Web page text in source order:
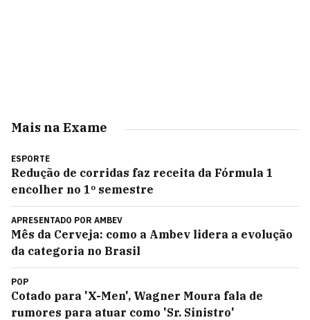
Mais na Exame
ESPORTE
Redução de corridas faz receita da Fórmula 1
encolher no 1º semestre
APRESENTADO POR AMBEV
Mês da Cerveja: como a Ambev lidera a evolução
da categoria no Brasil
POP
Cotado para 'X-Men', Wagner Moura fala de
rumores para atuar como 'Sr. Sinistro'